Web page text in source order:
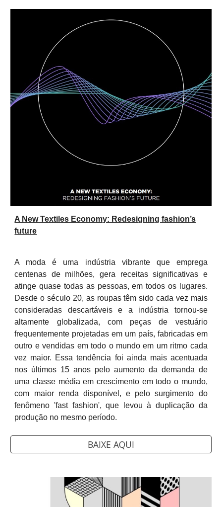
A New Textiles Economy: Redesigning fashion’s
future
A moda é uma indústria vibrante que emprega
centenas de milhões, gera receitas significativas e
atinge quase todas as pessoas, em todos os lugares.
Desde o século 20, as roupas têm sido cada vez mais
consideradas descartáveis ​​e a indústria tornou-se
altamente globalizada, com peças de vestuário
frequentemente projetadas em um país, fabricadas em
outro e vendidas em todo o mundo em um ritmo cada
vez maior. Essa tendência foi ainda mais acentuada
nos últimos 15 anos pelo aumento da demanda de
uma classe média em crescimento em todo o mundo,
com maior renda disponível, e pelo surgimento do
fenômeno 'fast fashion', que levou à duplicação da
produção no mesmo período.
BAIXE AQUI